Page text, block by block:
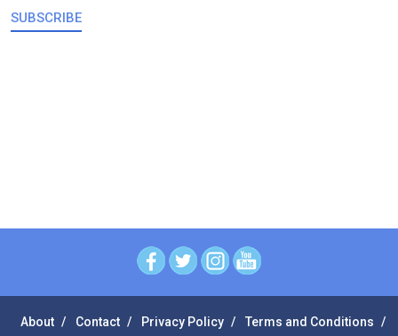
SUBSCRIBE
About Contact Privacy Policy Terms and Conditions